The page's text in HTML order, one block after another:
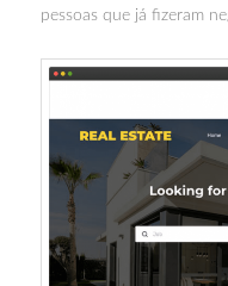
pessoas que já fizeram